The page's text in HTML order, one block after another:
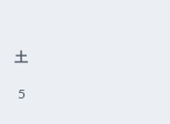
土
5